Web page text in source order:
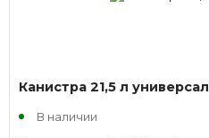
Канистра 21,5 л универсал
В наличии